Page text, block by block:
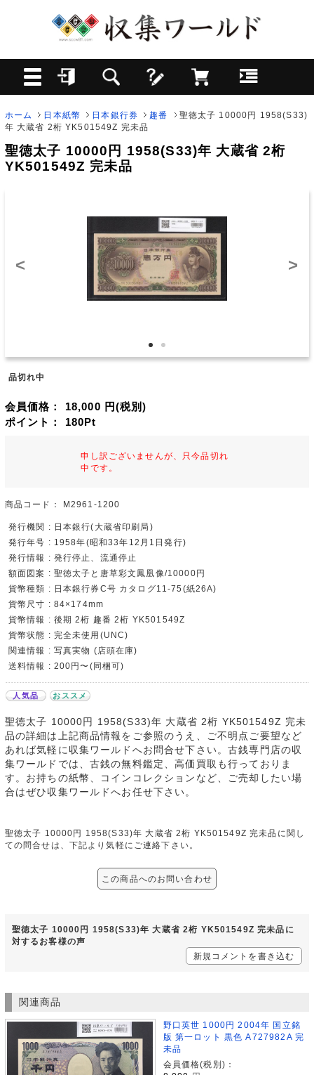
ホーム 日本紙幣 日本銀行券 趣番
聖徳太子 10000円 1958(S33)
年 大蔵省 2桁 YK501549Z 完未品
聖徳太子 10000円 1958(S33)年 大蔵省 2桁
YK501549Z 完未品
< >
品切れ中
会員価格： 18,000 円(税別)
ポイント： 180Pt
申し訳ございませんが、只今品切れ
中です。
商品コード： M2961-1200
発行機関 : 日本銀行(大蔵省印刷局)
発行年号 : 1958年(昭和33年12月1日発行)
発行情報 : 発行停止、流通停止
額面図案 : 聖徳太子と唐草彩文鳳凰像/10000円
貨幣種類 : 日本銀行券C号 カタログ11-75(紙26A)
貨幣尺寸 : 84×174mm
貨幣情報 : 後期 2桁 趣番 2桁 YK501549Z
貨幣状態 : 完全未使用(UNC)
関連情報 : 写真実物 (店頭在庫)
送料情報 : 200円〜(同梱可)
人気品 おススメ
聖徳太子 10000円 1958(S33)年 大蔵省 2桁 YK501549Z 完未
品の詳細は上記商品情報をご参照のうえ、ご不明点ご要望など
あれば気軽に収集ワールドへお問合せ下さい。古銭専門店の収
集ワールドでは、古銭の無料鑑定、高価買取も行っておりま
す。お持ちの紙幣、コインコレクションなど、ご売却したい場
合はぜひ収集ワールドへお任せ下さい。
聖徳太子 10000円 1958(S33)年 大蔵省 2桁 YK501549Z 完未品に関し
ての問合せは、下記より気軽にご連絡下さい。
この商品へのお問い合わせ
聖徳太子 10000円 1958(S33)年 大蔵省 2桁 YK501549Z 完未品に
対するお客様の声
新規コメントを書き込む
関連商品
野口英世 1000円 2004年 国立銘
版 第一ロット 黒色 A727982A 完
未品
会員価格(税別)：